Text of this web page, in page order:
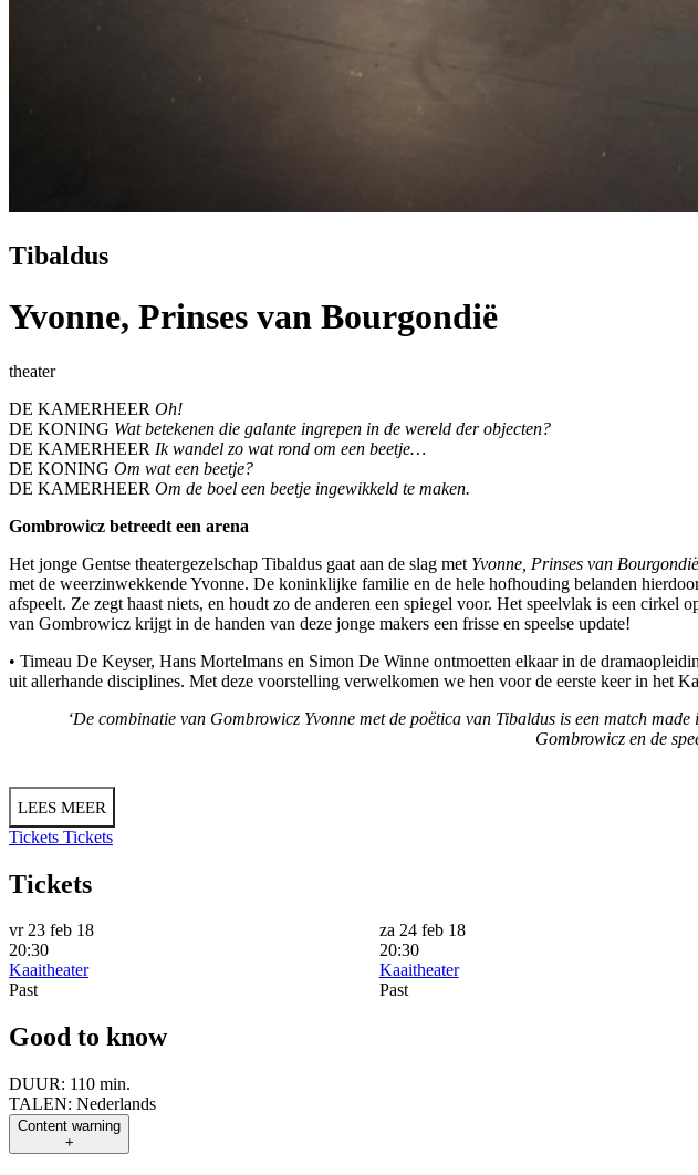
Tibaldus
Yvonne, Prinses van Bourgondië
theater
DE KAMERHEER Oh!
DE KONING Wat betekenen die galante ingrepen in de wereld der objecten?
DE KAMERHEER Ik wandel zo wat rond om een beetje…
DE KONING Om wat een beetje?
DE KAMERHEER Om de boel een beetje ingewikkeld te maken.
Gombrowicz betreedt een arena
Het jonge Gentse theatergezelschap Tibaldus gaat aan de slag met Yvonne, Prinses van Bourgondië
met de weerzinwekkende Yvonne. De koninklijke familie en de hele hofhouding belanden
afspeelt. Ze zegt haast niets, en houdt zo de anderen een spiegel voor. Het speelvlak is een
van Gombrowicz krijgt in de handen van deze jonge makers een frisse en speelse update!
• Timeau De Keyser, Hans Mortelmans en Simon De Winne ontmoetten elkaar in de
uit allerhande disciplines. Met deze voorstelling verwelkomen we hen voor de eerste keer in het
‘De combinatie van Gombrowicz Yvonnemet de poëtica van Tibaldus is een match made
Gombrowicz en de
LEES MEER
Tickets Tickets
Tickets
vr 23 feb 18
20:30
Kaaitheater
Past
za 24 feb 18
20:30
Kaaitheater
Past
Good to know
DUUR: 110 min.
TALEN: Nederlands
Content warning
+